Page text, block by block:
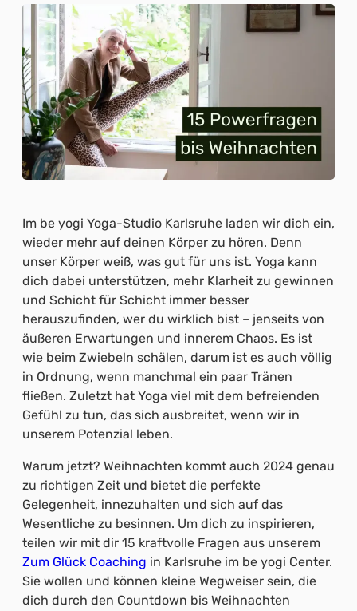
Im be yogi Yoga-Studio Karlsruhe laden wir dich ein,
wieder mehr auf deinen Körper zu hören. Denn
unser Körper weiß, was gut für uns ist. Yoga kann
dich dabei unterstützen, mehr Klarheit zu gewinnen
und Schicht für Schicht immer besser
herauszufinden, wer du wirklich bist – jenseits von
äußeren Erwartungen und innerem Chaos. Es ist
wie beim Zwiebeln schälen, darum ist es auch völlig
in Ordnung, wenn manchmal ein paar Tränen
fließen. Zuletzt hat Yoga viel mit dem befreienden
Gefühl zu tun, das sich ausbreitet, wenn wir in
unserem Potenzial leben.
Warum jetzt? Weihnachten kommt auch 2024 genau
zu richtigen Zeit und bietet die perfekte
Gelegenheit, innezuhalten und sich auf das
Wesentliche zu besinnen. Um dich zu inspirieren,
teilen wir mit dir 15 kraftvolle Fragen aus unserem
Zum Glück Coaching in Karlsruhe im be yogi Center.
Sie wollen und können kleine Wegweiser sein, die
dich durch den Countdown bis Weihnachten